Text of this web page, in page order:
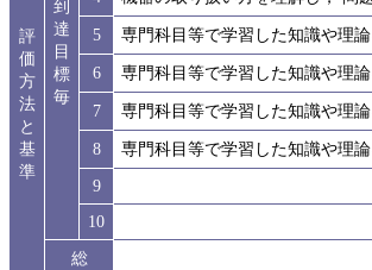
評
価
方
法
と
基
準
到
達
目
標
毎
5
専門科目等で学習した知識や理
6
専門科目等で学習した知識や理
7
専門科目等で学習した知識や理
8
専門科目等で学習した知識や理
9
10
総